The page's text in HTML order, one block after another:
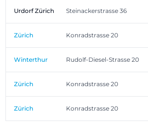
Urdorf Zürich Steinackerstrasse 36
Zürich Konradstrasse 20
Winterthur Rudolf-Diesel-Strasse 20
Zürich Konradstrasse 20
Zürich Konradstrasse 20